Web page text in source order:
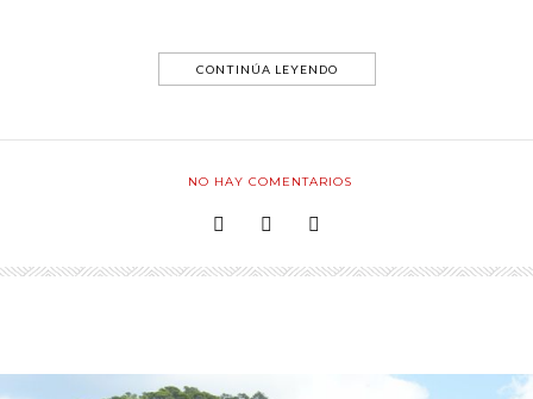
CONTINÚA LEYENDO
NO HAY COMENTARIOS